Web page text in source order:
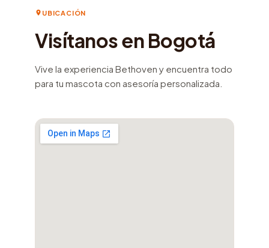
UBICACIÓN
Visítanos en Bogotá
Vive la experiencia Bethoven y encuentra todo
para tu mascota con asesoría personalizada.